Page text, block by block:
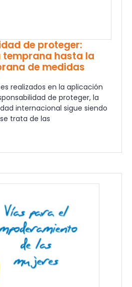
de proteger:
temprana hasta la
de medidas
realizados en la aplicación
de proteger, la
internacional sigue siendo
trata de las